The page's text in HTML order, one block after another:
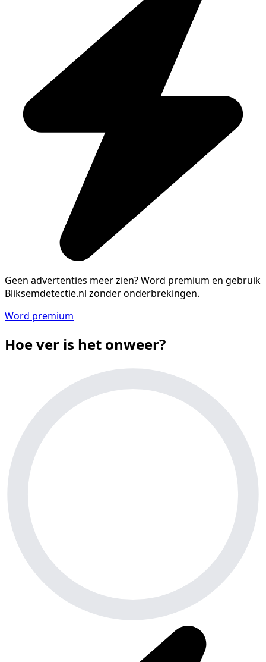
Geen advertenties meer zien?Word premium en gebruik
Bliksemdetectie.nl zonder onderbrekingen.
Word premium
Hoe ver is het onweer?